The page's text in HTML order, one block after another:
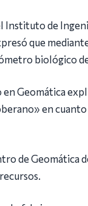
Instituto de
que
biológico
Geomática
en
de